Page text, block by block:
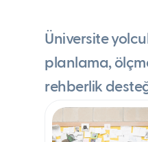
Üniversite
planlama,
rehberlik